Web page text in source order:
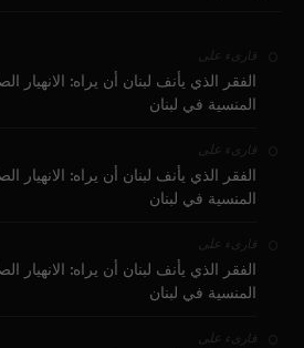
قارىء على
الفقر الذي يأنف لبنان أن يراه:
المنسية في لبنان
قارىء على
الفقر الذي يأنف لبنان أن يراه:
المنسية في لبنان
قارىء على
الفقر الذي يأنف لبنان أن يراه:
المنسية في لبنان
قارىء على